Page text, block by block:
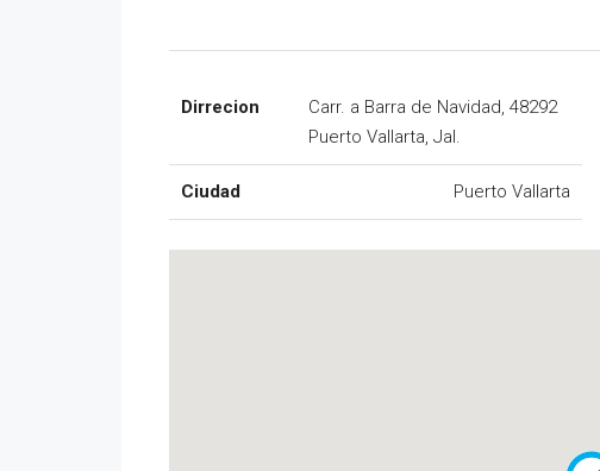
Dirrecion
Carr. a Barra de Navidad, 48292
Puerto Vallarta, Jal.
Ciudad Puerto Vallarta